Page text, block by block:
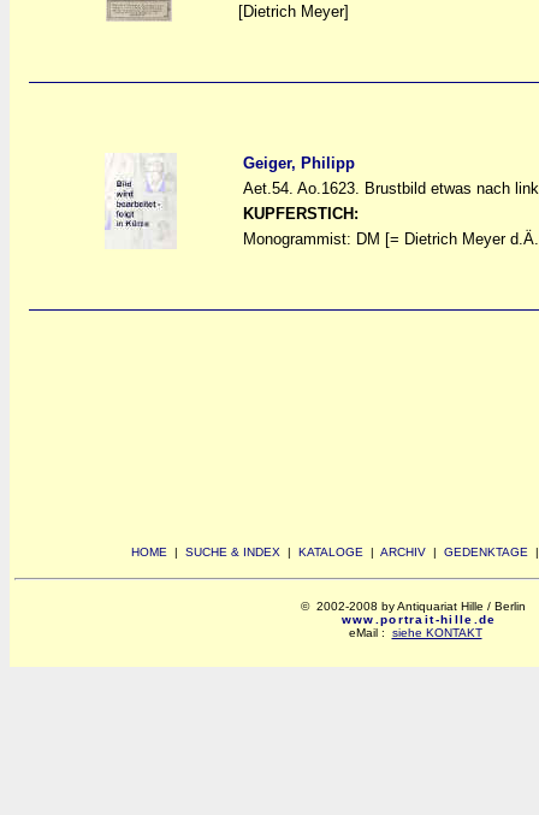
[Dietrich Meyer]
Geiger, Philipp
Aet.54. Ao.1623. Brustbild etwas nach
KUPFERSTICH:
Monogrammist: DM [= Dietrich Meyer
HOME | SUCHE & INDEX | KATALOGE | ARCHIV | GEDENKTAGE
© 2002-2008 by Antiquariat Hille / Berlin
www.portrait-hille.de
eMail : siehe KONTAKT